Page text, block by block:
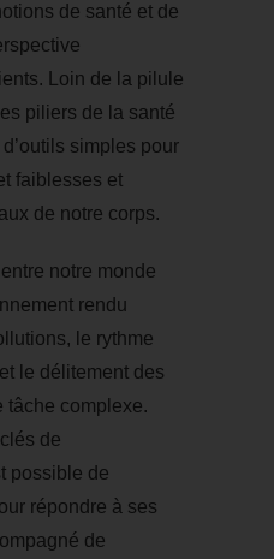
de santé et de
Loin de la pilule
piliers de la santé
simples pour
faiblesses et
de notre corps.
notre monde
rendu
le rythme
le délitement des
tâche complexe.
de
possible de
répondre à ses
de